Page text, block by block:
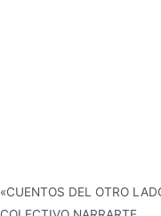
«CUENTOS DEL OTRO